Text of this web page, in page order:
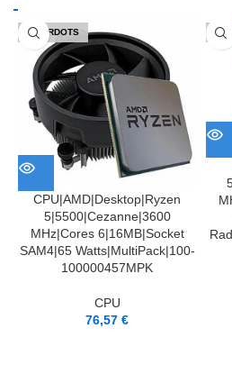
IZPĀRDOTS
CPU|AMD|Desktop|Ryzen
5|5500|Cezanne|3600
MHz|Cores 6|16MB|Socket
SAM4|65 Watts|MultiPack|100-
100000457MPK
CPU
76,57€